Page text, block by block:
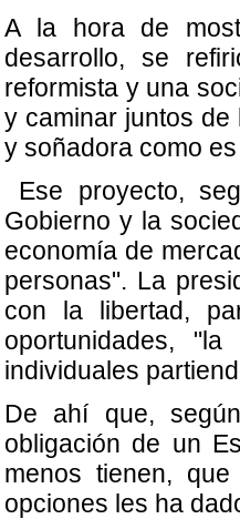
A la hora de
desarrollo, se
reformista y una
y caminar juntos de
y soñadora como
Ese proyecto,
Gobierno y la
economía de
personas". La
con la libertad,
oportunidades,
individuales
De ahí que,
obligación de un
menos tienen,
opciones les ha